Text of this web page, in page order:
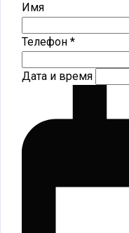
Имя
Телефон *
Дата и время